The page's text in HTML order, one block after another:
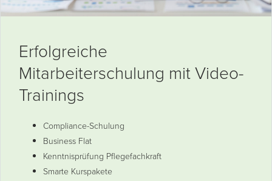
Erfolgreiche
Mitarbeiterschulung mit Video-
Trainings
Compliance-Schulung
Business Flat
Kenntnisprüfung Pflegefachkraft
Smarte Kurspakete